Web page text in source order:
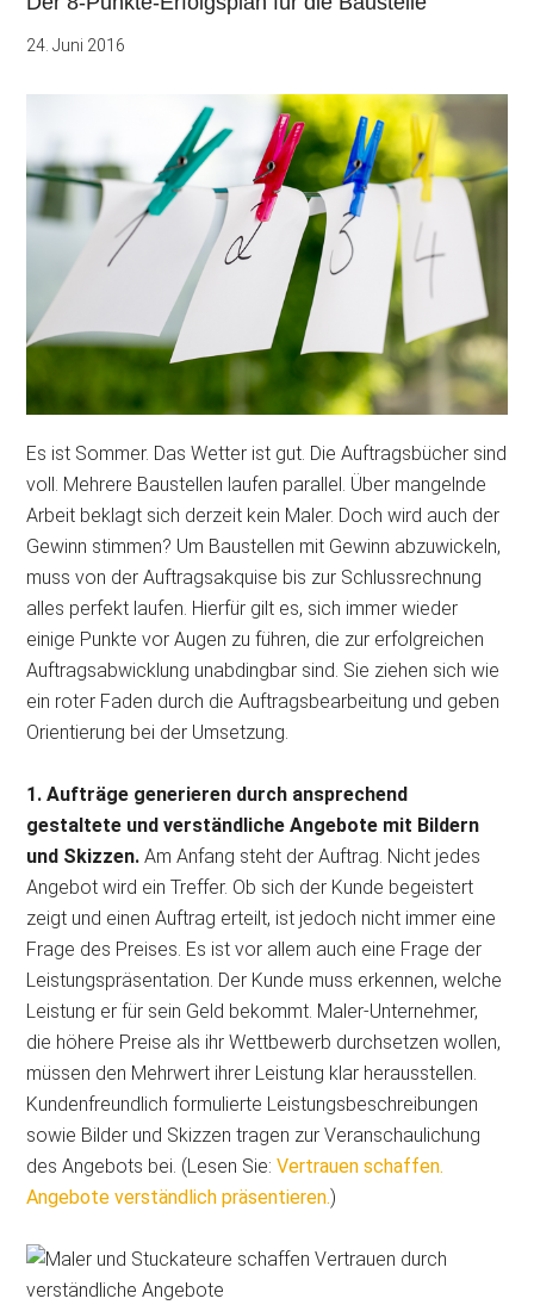
24. Juni 2016
Es ist Sommer. Das Wetter ist gut. Die Auftragsbücher sind
voll. Mehrere Baustellen laufen parallel. Über mangelnde
Arbeit beklagt sich derzeit kein Maler. Doch wird auch der
Gewinn stimmen? Um Baustellen mit Gewinn abzuwickeln,
muss von der Auftragsakquise bis zur Schlussrechnung
alles perfekt laufen. Hierfür gilt es, sich immer wieder
einige Punkte vor Augen zu führen, die zur erfolgreichen
Auftragsabwicklung unabdingbar sind. Sie ziehen sich wie
ein roter Faden durch die Auftragsbearbeitung und geben
Orientierung bei der Umsetzung.
1. Aufträge generieren durch ansprechend
gestaltete und verständliche Angebote mit Bildern
und Skizzen.Am Anfang steht der Auftrag. Nicht jedes
Angebot wird ein Treffer. Ob sich der Kunde begeistert
zeigt und einen Auftrag erteilt, ist jedoch nicht immer eine
Frage des Preises. Es ist vor allem auch eine Frage der
Leistungspräsentation. Der Kunde muss erkennen, welche
Leistung er für sein Geld bekommt. Maler-Unternehmer,
die höhere Preise als ihr Wettbewerb durchsetzen wollen,
müssen den Mehrwert ihrer Leistung klar herausstellen.
Kundenfreundlich formulierte Leistungsbeschreibungen
sowie Bilder und Skizzen tragen zur Veranschaulichung
des Angebots bei. (Lesen Sie:Vertrauen schaffen.
Angebote verständlich präsentieren.)